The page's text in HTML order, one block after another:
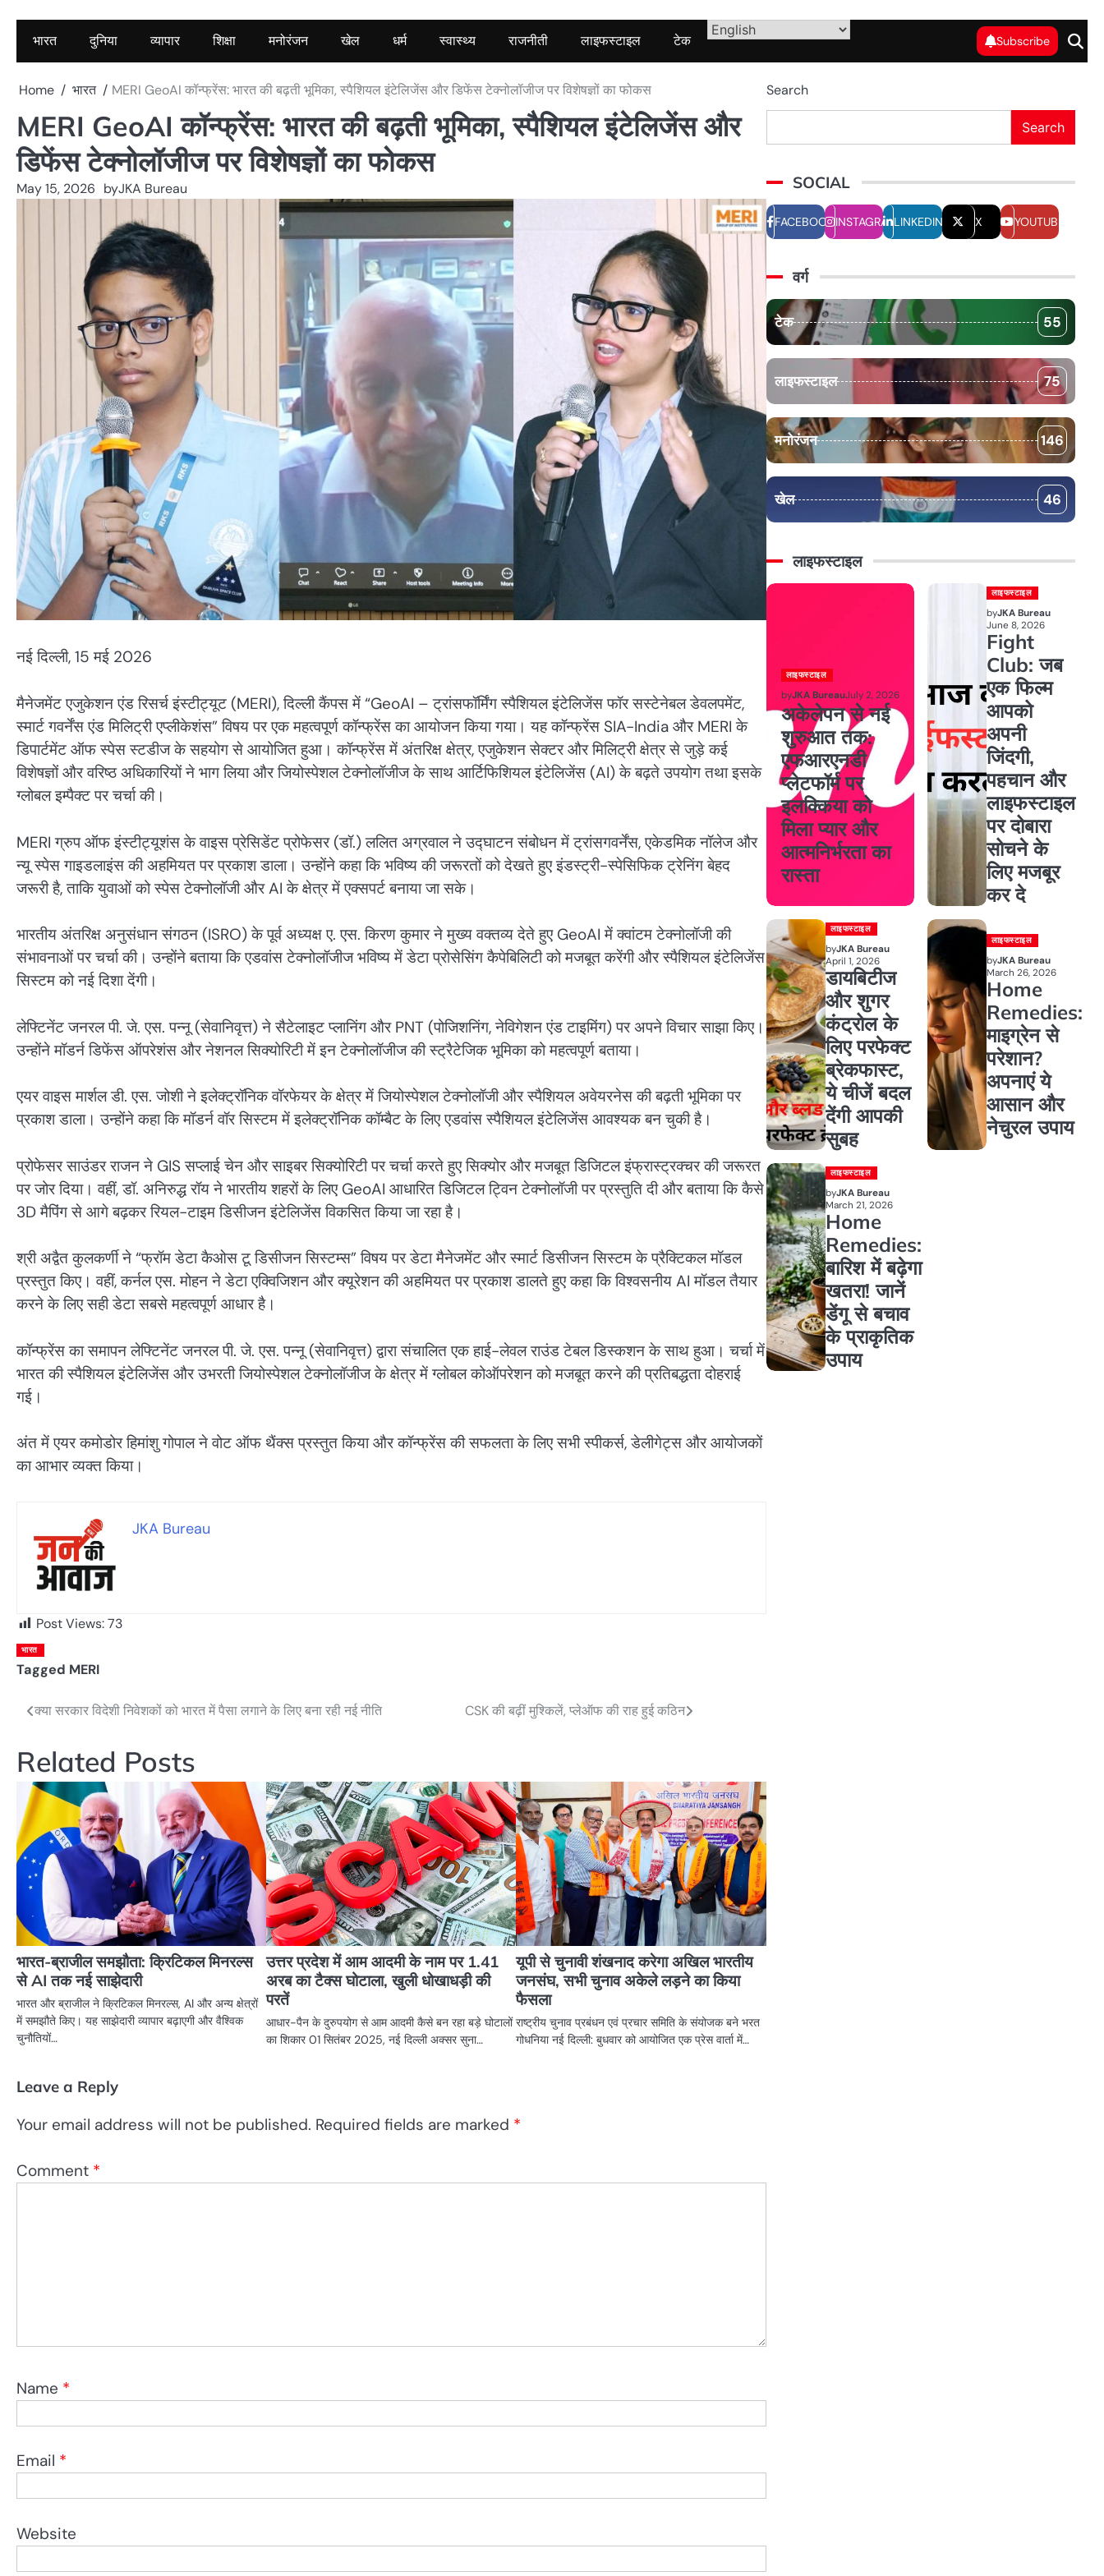
भारत दुनिया व्यापार शिक्षा मनोरंजन खेल धर्म स्वास्थ्य राजनीती लाइफस्टाइल टेक Subscribe
Home भारत MERI GeoAI कॉन्फ्रेंस: भारत की बढ़ती भूमिका, स्पैशियल इंटेलिजेंस और डिफेंस टेक्नोलॉजीज पर विशेषज्ञों का फोकस
MERI GeoAI कॉन्फ्रेंस: भारत की बढ़ती भूमिका, स्पैशियल इंटेलिजेंस और
डिफेंस टेक्नोलॉजीज पर विशेषज्ञों का फोकस
May 15, 2026 byJKA Bureau
नई दिल्ली, 15 मई 2026
मैनेजमेंट एजुकेशन एंड रिसर्च इंस्टीट्यूट (MERI), दिल्ली कैंपस में “GeoAI – ट्रांसफॉर्मिंग स्पैशियल इंटेलिजेंस फॉर सस्टेनेबल डेवलपमेंट,
स्मार्ट गवर्नेंस एंड मिलिट्री एप्लीकेशंस” विषय पर एक महत्वपूर्ण कॉन्फ्रेंस का आयोजन किया गया। यह कॉन्फ्रेंस SIA-India और MERI के
डिपार्टमेंट ऑफ स्पेस स्टडीज के सहयोग से आयोजित हुआ। कॉन्फ्रेंस में अंतरिक्ष क्षेत्र, एजुकेशन सेक्टर और मिलिट्री क्षेत्र से जुड़े कई
विशेषज्ञों और वरिष्ठ अधिकारियों ने भाग लिया और जियोस्पेशल टेक्नोलॉजीज के साथ आर्टिफिशियल इंटेलिजेंस (AI) के बढ़ते उपयोग तथा इसके
ग्लोबल इम्पैक्ट पर चर्चा की।
MERI ग्रुप ऑफ इंस्टीट्यूशंस के वाइस प्रेसिडेंट प्रोफेसर (डॉ.) ललित अग्रवाल ने उद्घाटन संबोधन में ट्रांसगवर्नेंस, एकेडमिक नॉलेज और
न्यू स्पेस गाइडलाइंस की अहमियत पर प्रकाश डाला। उन्होंने कहा कि भविष्य की जरूरतों को देखते हुए इंडस्ट्री-स्पेसिफिक ट्रेनिंग बेहद
जरूरी है, ताकि युवाओं को स्पेस टेक्नोलॉजी और AI के क्षेत्र में एक्सपर्ट बनाया जा सके।
भारतीय अंतरिक्ष अनुसंधान संगठन (ISRO) के पूर्व अध्यक्ष ए. एस. किरण कुमार ने मुख्य वक्तव्य देते हुए GeoAI में क्वांटम टेक्नोलॉजी की
संभावनाओं पर चर्चा की। उन्होंने बताया कि एडवांस टेक्नोलॉजीज भविष्य में डेटा प्रोसेसिंग कैपेबिलिटी को मजबूत करेंगी और स्पैशियल इंटेलिजेंस
सिस्टम को नई दिशा देंगी।
लेफ्टिनेंट जनरल पी. जे. एस. पन्नू (सेवानिवृत्त) ने सैटेलाइट प्लानिंग और PNT (पोजिशनिंग, नेविगेशन एंड टाइमिंग) पर अपने विचार साझा किए।
उन्होंने मॉडर्न डिफेंस ऑपरेशंस और नेशनल सिक्योरिटी में इन टेक्नोलॉजीज की स्ट्रैटेजिक भूमिका को महत्वपूर्ण बताया।
एयर वाइस मार्शल डी. एस. जोशी ने इलेक्ट्रॉनिक वॉरफेयर के क्षेत्र में जियोस्पेशल टेक्नोलॉजी और स्पैशियल अवेयरनेस की बढ़ती भूमिका पर
प्रकाश डाला। उन्होंने कहा कि मॉडर्न वॉर सिस्टम में इलेक्ट्रॉनिक कॉम्बैट के लिए एडवांस स्पैशियल इंटेलिजेंस आवश्यक बन चुकी है।
प्रोफेसर साउंडर राजन ने GIS सप्लाई चेन और साइबर सिक्योरिटी पर चर्चा करते हुए सिक्योर और मजबूत डिजिटल इंफ्रास्ट्रक्चर की जरूरत
पर जोर दिया। वहीं, डॉ. अनिरुद्ध रॉय ने भारतीय शहरों के लिए GeoAI आधारित डिजिटल ट्विन टेक्नोलॉजी पर प्रस्तुति दी और बताया कि कैसे
3D मैपिंग से आगे बढ़कर रियल-टाइम डिसीजन इंटेलिजेंस विकसित किया जा रहा है।
श्री अद्वैत कुलकर्णी ने “फ्रॉम डेटा कैओस टू डिसीजन सिस्टम्स” विषय पर डेटा मैनेजमेंट और स्मार्ट डिसीजन सिस्टम के प्रैक्टिकल मॉडल
प्रस्तुत किए। वहीं, कर्नल एस. मोहन ने डेटा एक्विजिशन और क्यूरेशन की अहमियत पर प्रकाश डालते हुए कहा कि विश्वसनीय AI मॉडल तैयार
करने के लिए सही डेटा सबसे महत्वपूर्ण आधार है।
कॉन्फ्रेंस का समापन लेफ्टिनेंट जनरल पी. जे. एस. पन्नू (सेवानिवृत्त) द्वारा संचालित एक हाई-लेवल राउंड टेबल डिस्कशन के साथ हुआ। चर्चा में
भारत की स्पैशियल इंटेलिजेंस और उभरती जियोस्पेशल टेक्नोलॉजीज के क्षेत्र में ग्लोबल कोऑपरेशन को मजबूत करने की प्रतिबद्धता दोहराई
गई।
अंत में एयर कमोडोर हिमांशु गोपाल ने वोट ऑफ थैंक्स प्रस्तुत किया और कॉन्फ्रेंस की सफलता के लिए सभी स्पीकर्स, डेलीगेट्स और आयोजकों
का आभार व्यक्त किया।
JKA Bureau
Post Views:73
भारत
Tagged MERI
Post
क्या सरकार विदेशी निवेशकों को भारत में पैसा लगाने के लिए बना रही नई नीति CSK की बढ़ीं मुश्किलें, प्लेऑफ की राह हुई कठिन
Related Posts
भारत-ब्राजील समझौता: क्रिटिकल मिनरल्स
से AI तक नई साझेदारी
भारत और ब्राजील ने क्रिटिकल मिनरल्स, AI और अन्य क्षेत्रों
में समझौते किए। यह साझेदारी व्यापार बढ़ाएगी और वैश्विक
चुनौतियों…
उत्तर प्रदेश में आम आदमी के नाम पर 1.41
अरब का टैक्स घोटाला, खुली धोखाधड़ी की
परतें
आधार-पैन के दुरुपयोग से आम आदमी कैसे बन रहा बड़े घोटालों
का शिकार 01 सितंबर 2025, नई दिल्ली अक्सर सुना…
यूपी से चुनावी शंखनाद करेगा अखिल भारतीय
जनसंघ, सभी चुनाव अकेले लड़ने का किया
फैसला
राष्ट्रीय चुनाव प्रबंधन एवं प्रचार समिति के संयोजक बने भरत
गोधनिया नई दिल्ली: बुधवार को आयोजित एक प्रेस वार्ता में…
Leave a Reply
Your email address will not be published. Required fields are marked *
Comment *
Name *
Email *
Website
Search
Search
SOCIAL
FACEBOOKINSTAGRAMLINKEDIN X YOUTUBE
वर्ग
टेक 55
लाइफस्टाइल 75
मनोरंजन 146
खेल 46
लाइफस्टाइल
लाइफस्टाइल
byJKA BureauJuly 2, 2026
अकेलेपन से नई
शुरुआत तक:
एफआरएनडी
प्लेटफॉर्म पर
इलक्किया को
मिला प्यार और
आत्मनिर्भरता का
रास्ता
लाइफस्टाइल
byJKA Bureau
June 8, 2026
Fight
Club: जब
एक फिल्म
आपको
अपनी
जिंदगी,
पहचान और
लाइफस्टाइल
पर दोबारा
सोचने के
लिए मजबूर
कर दे
लाइफस्टाइल
byJKA Bureau
April 1, 2026
डायबिटीज
और शुगर
कंट्रोल के
लिए परफेक्ट
ब्रेकफास्ट,
ये चीजें बदल
देंगी आपकी
सुबह
लाइफस्टाइल
byJKA Bureau
March 26, 2026
Home
Remedies:
माइग्रेन से
परेशान?
अपनाएं ये
आसान और
नेचुरल उपाय
लाइफस्टाइल
byJKA Bureau
March 21, 2026
Home
Remedies:
बारिश में बढ़ेगा
खतरा! जानें
डेंगू से बचाव
के प्राकृतिक
उपाय